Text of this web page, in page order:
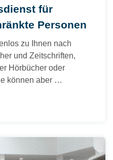
für
Personen
zu Ihnen nach
und Zeitschriften,
Hörbücher oder
können aber …